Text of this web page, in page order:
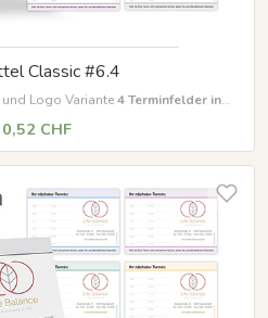
Classic #6.4
Logo Variante4Terminfelder in
CHF